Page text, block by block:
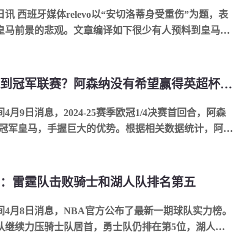
讯 西班牙媒体relevo以“安切洛蒂身受重伤”为题，表
马前景的悲观。文章编译如下很少有人预料到皇马会
放弃联赛并赶到冠军联赛？阿森纳没有希望赢得英超杯 赢得欧洲冠军的可能性
4月9日消息，2024-25赛季欧冠1/4决赛首回合，阿森
军皇马，手握巨大的优势。根据相关数据统计，阿森
雷霆队击败骑士和湖人队排名第五
4月8日消息，NBA官方公布了最新一期球队实力榜。
继续力压骑士队居首，勇士队仍排在第5位，湖人队